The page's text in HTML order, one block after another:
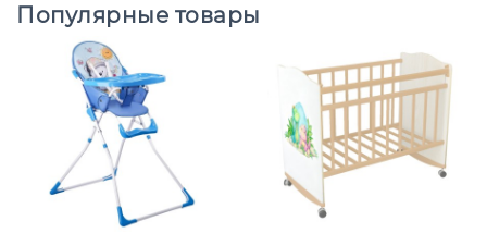
Популярные товары